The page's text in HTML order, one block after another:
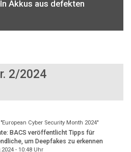
Akkus aus defekten
2/2024
Cyber Security Month 2024"
BACS veröffentlicht Tipps für
um Deepfakes zu erkennen
- 10:48Uhr